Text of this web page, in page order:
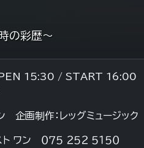
の彩歴～
15:30 / START 16:00
企画制作：レッグミュージック
ワン ０７５ ２５２ ５１５０